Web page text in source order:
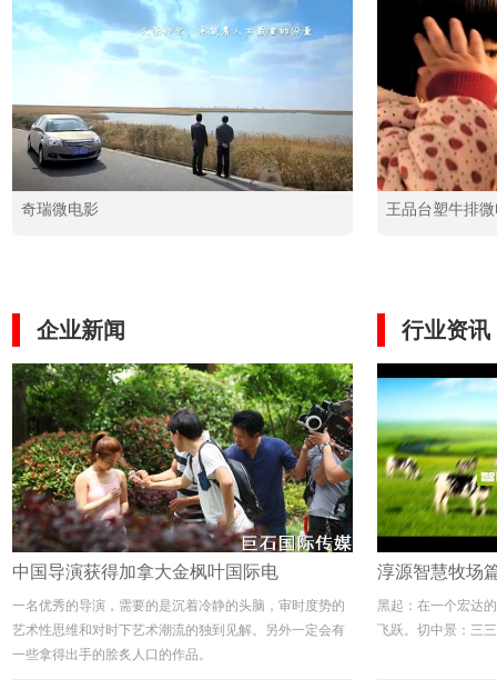
奇瑞微电影 王品台塑牛排
企业新闻
中国导演获得加拿大金枫叶国际电
一名优秀的导演，需要的是沉着冷静的头脑，审时度势的
艺术性思维和对时下艺术潮流的独到见解。另外一定会有
一些拿得出手的脍炙人口的作品。
行业资讯
淳源智慧牧场
黑起：在一个宏达
飞跃。切中景：三